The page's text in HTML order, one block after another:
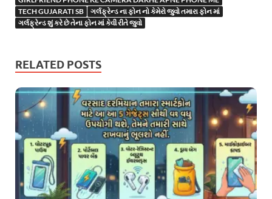
TECH GUJARATI SB
ગર્લફ્રેન્ડ ના ફોન નો કેમેરો જુવો તમારા ફોન માં
ગર્લફ્રેન્ડ શું કરે છે તેના ફોન માં કેવી રીતે જુવો
RELATED POSTS